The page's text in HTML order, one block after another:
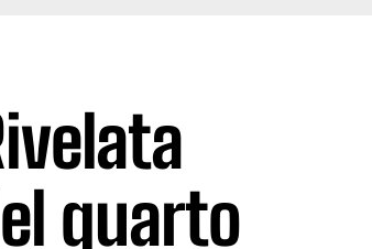
quarto